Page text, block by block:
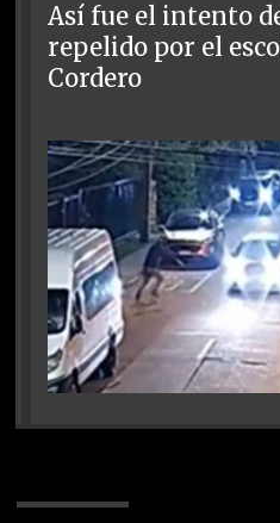
Así fue el intento
repelido por el
Cordero